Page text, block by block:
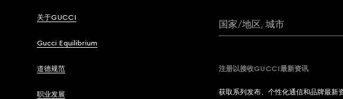
关于GUCCI
Gucci Equilibrium
道德规范
职业发展
国家/地区, 城市
注册以接收GUCCI最新资讯
获取系列发布、个性化通信和品牌最新